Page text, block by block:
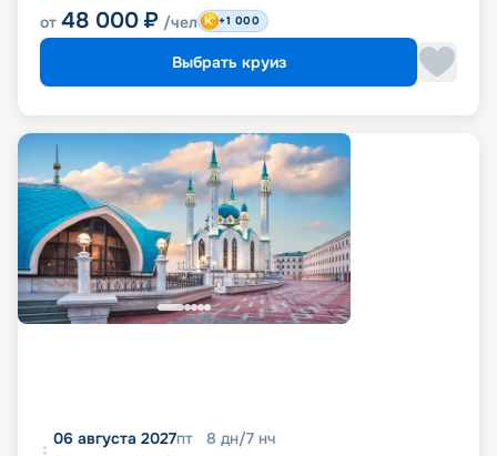
от 48 000 ₽ /чел +1 000
Выбрать круиз
06 августа 2027пт 8 дн/7 нч